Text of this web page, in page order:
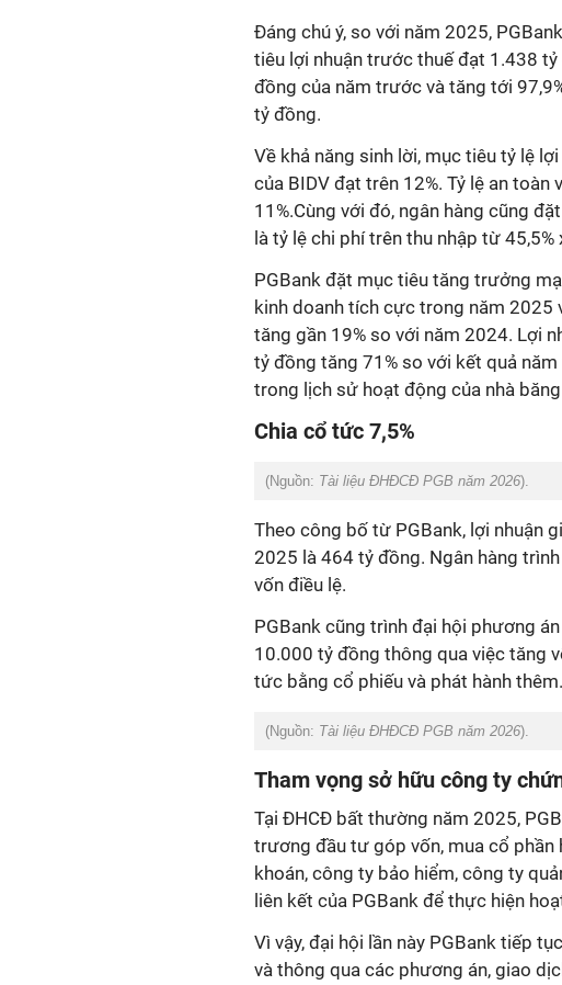
Đáng chú ý, so với năm 2025,
tiêu lợi nhuận trước thuế đạt 1.438
đồng của năm trước và tăng tới
tỷ đồng.
Về khả năng sinh lời, mục tiêu tỷ lệ
của BIDV đạt trên 12%. Tỷ lệ an
11%.Cùng với đó, ngân hàng cũng
là tỷ lệ chi phí trên thu nhập từ
PGBank đặt mục tiêu tăng trưởng
kinh doanh tích cực trong năm 2025
tăng gần 19% so với năm 2024. Lợi
tỷ đồng tăng 71% so với kết quả
trong lịch sử hoạt động của nhà băng
Chia cổ tức 7,5%
(Nguồn: Tài liệu ĐHĐCĐ PGB năm 2026).
Theo công bố từ PGBank, lợi nhuận
2025 là 464 tỷ đồng. Ngân hàng
vốn điều lệ.
PGBank cũng trình đại hội phương
10.000 tỷ đồng thông qua việc tăng
tức bằng cổ phiếu và phát hành thêm.
(Nguồn: Tài liệu ĐHĐCĐ PGB năm 2026).
Tham vọng sở hữu công ty
Tại ĐHCĐ bất thường năm 2025,
trương đầu tư góp vốn, mua cổ phần
khoán, công ty bảo hiểm, công ty
liên kết của PGBank để thực hiện
Vì vậy, đại hội lần này PGBank tiếp
và thông qua các phương án, giao